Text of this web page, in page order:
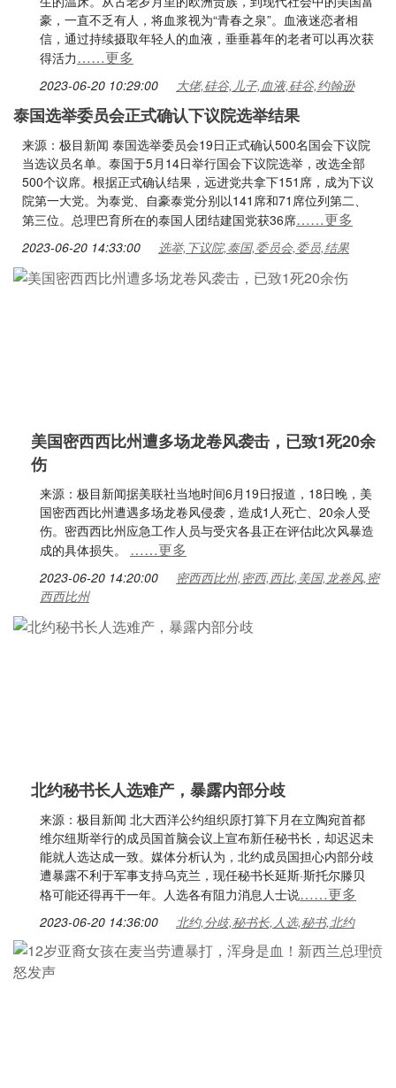
豪，一直不乏有人，将血浆视为“青春之泉”。血液迷恋者相
信，通过持续摄取年轻人的血液，垂垂暮年的老者可以再次获
得活力……更多
2023-06-20 10:29:00 大佬,硅谷,儿子,血液,硅谷,约翰逊
泰国选举委员会正式确认下议院选举结果
来源：极目新闻 泰国选举委员会19日正式确认500名国会下议院
当选议员名单。泰国于5月14日举行国会下议院选举，改选全部
500个议席。根据正式确认结果，远进党共拿下151席，成为下议
院第一大党。为泰党、自豪泰党分别以141席和71席位列第二、
第三位。总理巴育所在的泰国人团结建国党获36席……更多
2023-06-20 14:33:00 选举,下议院,泰国,委员会,委员,结果
美国密西西比州遭多场龙卷风袭击，已致1死20余
伤
来源：极目新闻据美联社当地时间6月19日报道，18日晚，美
国密西西比州遭遇多场龙卷风侵袭，造成1人死亡、20余人受
伤。密西西比州应急工作人员与受灾各县正在评估此次风暴造
成的具体损失。 ……更多
2023-06-20 14:20:00
密西西比州,密西,西比,美国,龙卷风,密
西西比州
北约秘书长人选难产，暴露内部分歧
来源：极目新闻 北大西洋公约组织原打算下月在立陶宛首都
维尔纽斯举行的成员国首脑会议上宣布新任秘书长，却迟迟未
能就人选达成一致。媒体分析认为，北约成员国担心内部分歧
遭暴露不利于军事支持乌克兰，现任秘书长延斯·斯托尔滕贝
格可能还得再干一年。人选各有阻力消息人士说……更多
2023-06-20 14:36:00 北约,分歧,秘书长,人选,秘书,北约